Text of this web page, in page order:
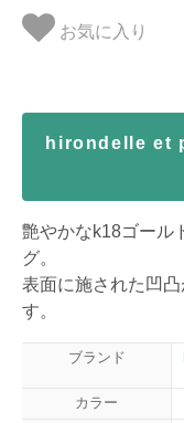
お気に入り
hirondelle et
艶やかなk18ゴール
グ。
表面に施された凹
す。
ブランド
カラー